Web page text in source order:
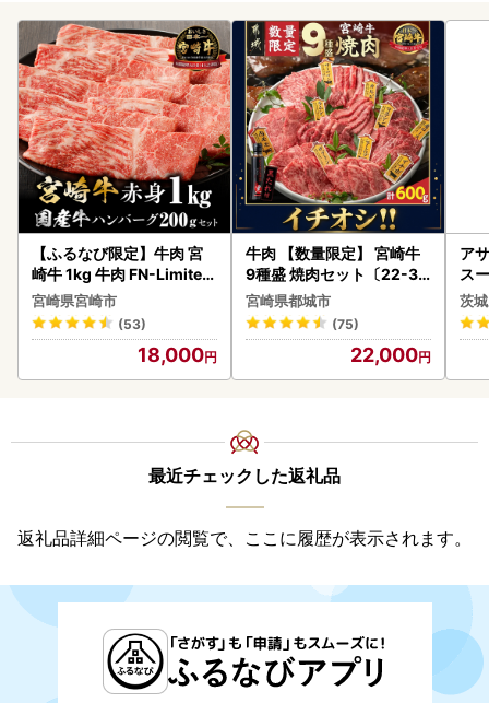
【ふるなび限定】牛肉 宮
崎牛 1kg 牛肉 FN-Limited
-VO
宮崎県宮崎市
(53)
18,000
牛肉 【数量限定】 宮崎牛
9種盛 焼肉セット〔22-31
-006-600g〕都城 イチオ
シ!! 牛肉
宮崎県都城市
(75)
22,000
ア
ス
8本
茨
最近チェックした返礼品
返礼品詳細ページの閲覧で、ここに履歴が表示されます。